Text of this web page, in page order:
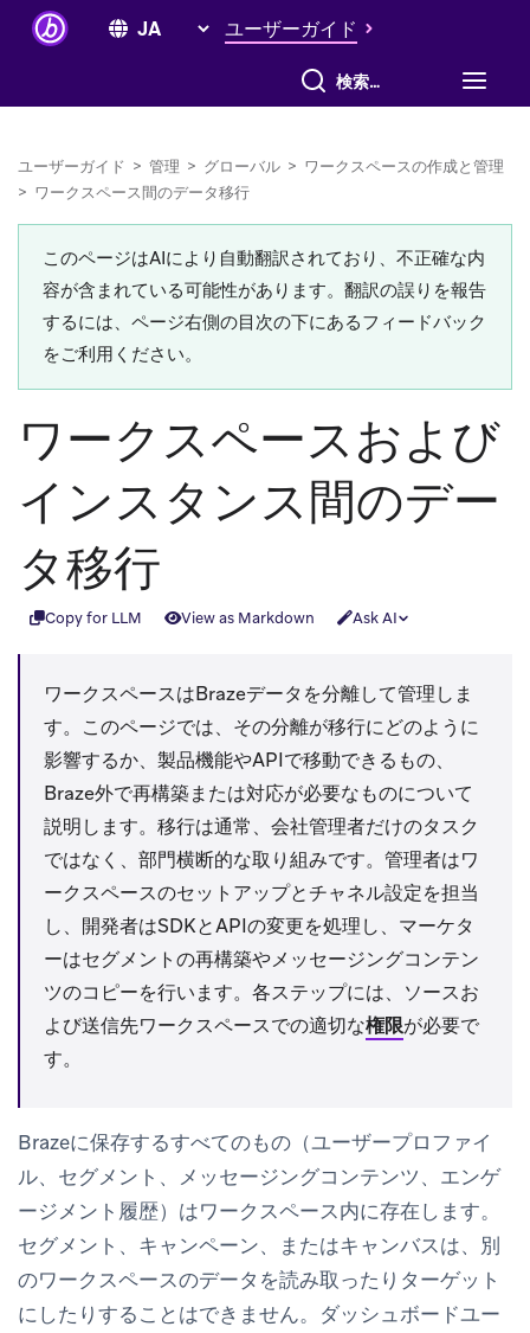
ユーザーガイド
すべて検索
ユーザーガイド > 管理 > グローバル > ワークスペースの作成と管理
> ワークスペース間のデータ移行
このページはAIにより自動翻訳されており、不正確な内
容が含まれている可能性があります。翻訳の誤りを報告
するには、ページ右側の目次の下にあるフィードバック
をご利用ください。
ワークスペースおよび
インスタンス間のデー
タ移行
Copy for LLM View as Markdown Ask AI
ワークスペースはBrazeデータを分離して管理しま
す。このページでは、その分離が移行にどのように
影響するか、製品機能やAPIで移動できるもの、
Braze外で再構築または対応が必要なものについて
説明します。移行は通常、会社管理者だけのタスク
ではなく、部門横断的な取り組みです。管理者はワ
ークスペースのセットアップとチャネル設定を担当
し、開発者はSDKとAPIの変更を処理し、マーケタ
ーはセグメントの再構築やメッセージングコンテン
ツのコピーを行います。各ステップには、ソースお
よび送信先ワークスペースでの適切な権限が必要で
す。
Brazeに保存するすべてのもの（ユーザープロファイ
ル、セグメント、メッセージングコンテンツ、エンゲ
ージメント履歴）はワークスペース内に存在します。
セグメント、キャンペーン、またはキャンバスは、別
のワークスペースのデータを読み取ったりターゲット
にしたりすることはできません。ダッシュボードユー